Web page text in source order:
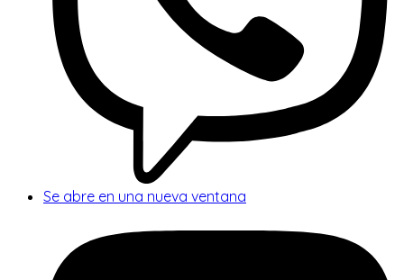
Se abre en una nueva ventana